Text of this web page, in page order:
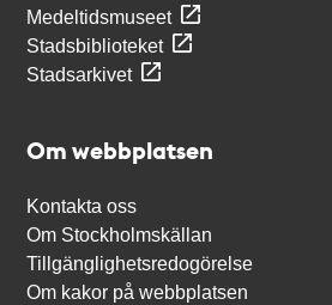
Medeltidsmuseet
Stadsbiblioteket
Stadsarkivet
Om webbplatsen
Kontakta oss
Om Stockholmskällan
Tillgänglighetsredogörelse
Om kakor på webbplatsen